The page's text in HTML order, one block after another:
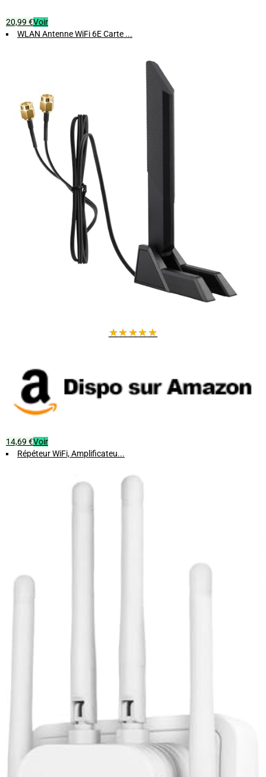
20,99 €Voir
WLAN Antenne WiFi 6E Carte ...
★★★★★
14,69 €Voir
Répéteur WiFi, Amplificateu...